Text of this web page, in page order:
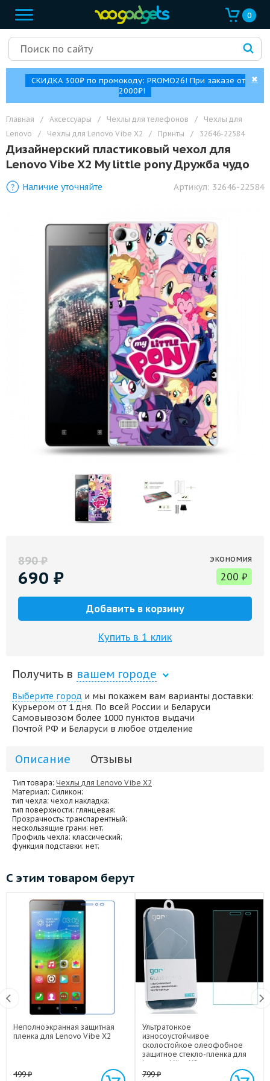
0
СКИДКА 300₽ по промокоду: PROMO26! При заказе от
2000₽!
✖
Главная / Аксессуары / Чехлы для телефонов /
Чехлы для
Lenovo
/ Чехлы для Lenovo Vibe X2 / Принты / 32646-22584
Дизайнерский пластиковый чехол для
Lenovo Vibe X2 My little pony Дружба чудо
Наличие уточняйте Артикул: 32646-22584
890₽
690 ₽
экономия
200 ₽
Добавить в корзину
Купить в 1 клик
Получить в вашем городе
Выберите город и мы покажем вам варианты доставки:
Курьером от 1 дня. По всей России и Беларуси
Самовывозом более 1000 пунктов выдачи
Почтой РФ и Беларуси в любое отделение
Описание Отзывы
Тип товара: Чехлы для Lenovo Vibe X2
Материал: Силикон;
тип чехла: чехол накладка;
тип поверхности: глянцевая;
Прозрачность: транспарентный;
нескользящие грани: нет;
Профиль чехла: классический;
функция подставки: нет;
С этим товаром берут
Неполноэкранная защитная
пленка для Lenovo Vibe X2
499₽
Ультратонкое
износоустойчивое
сколостойкое олеофобное
защитное стекло-пленка для
Lenovo Vibe X2
799₽